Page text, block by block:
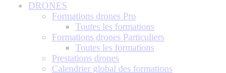
DRONES
Formations drones Pro
Toutes les formations
Formations drones Particuliers
Toutes les formations
Prestations drones
Calendrier global des formations